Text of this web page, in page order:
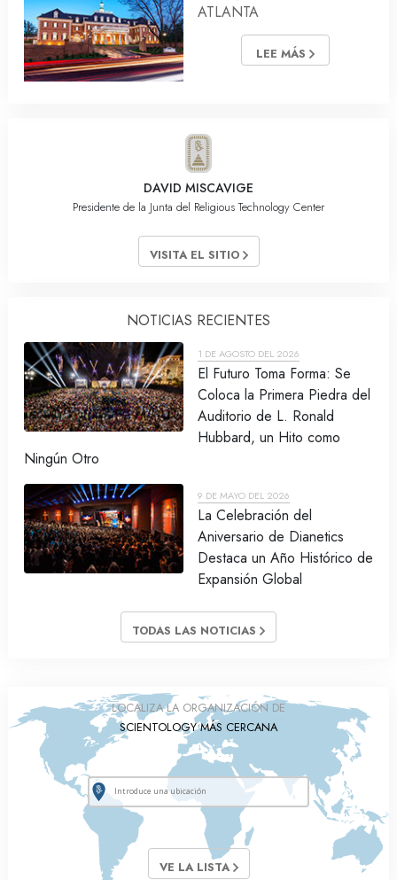
ATLANTA
LEE MÁS
DAVID MISCAVIGE
Presidente de la Junta del Religious Technology Center
VISITA EL SITIO
NOTICIAS RECIENTES
1 DE AGOSTO DEL 2026
El Futuro Toma Forma: Se
Coloca la Primera Piedra del
Auditorio de L. Ronald
Hubbard, un Hito como
Ningún Otro
9 DE MAYO DEL 2026
La Celebración del
Aniversario de Dianetics
Destaca un Año Histórico de
Expansión Global
TODAS LAS NOTICIAS
LOCALIZA LA ORGANIZACIÓN DE
SCIENTOLOGY MÁS CERCANA
VE LA LISTA